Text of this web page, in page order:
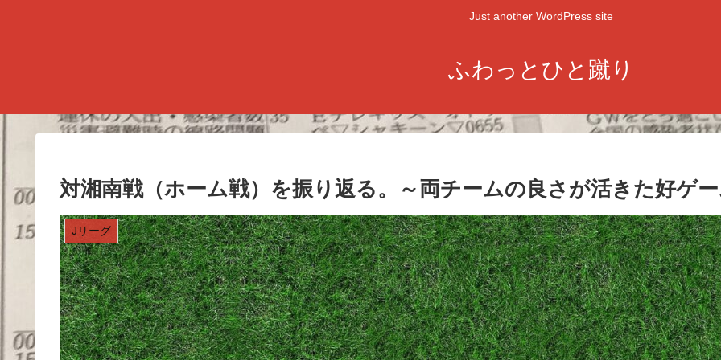
Just another WordPress site
ふわっとひと蹴り
対湘南戦（ホーム戦）を振り返る。～両チームの良さが活きた好ゲ
Jリーグ